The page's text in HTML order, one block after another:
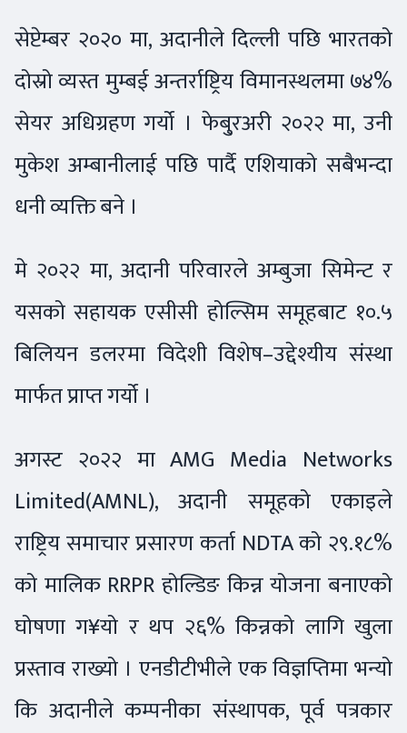
सेप्टेम्बर २०२० मा, अदानीले दिल्ली पछि भारतको
दोस्रो व्यस्त मुम्बई अन्तर्राष्ट्रिय विमानस्थलमा ७४%
सेयर अधिग्रहण गर्यो । फेबु्रअरी २०२२ मा, उनी
मुकेश अम्बानीलाई पछि पार्दै एशियाको सबैभन्दा
धनी व्यक्ति बने ।
मे २०२२ मा, अदानी परिवारले अम्बुजा सिमेन्ट र
यसको सहायक एसीसी होल्सिम समूहबाट १०.५
बिलियन डलरमा विदेशी विशेष–उद्देश्यीय संस्था
मार्फत प्राप्त गर्यो ।
अगस्ट २०२२ मा AMG Media Networks
Limited(AMNL), अदानी समूहको एकाइले
राष्ट्रिय समाचार प्रसारण कर्ता NDTA को २९.१८%
को मालिक RRPR होल्डिङ किन्न योजना बनाएको
घोषणा ग¥यो र थप २६% किन्नको लागि खुला
प्रस्ताव राख्यो । एनडीटीभीले एक विज्ञप्तिमा भन्यो
कि अदानीले कम्पनीका संस्थापक, पूर्व पत्रकार